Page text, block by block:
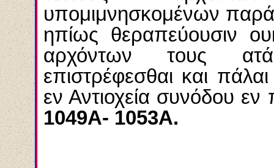
υπομιμνησκομένων παρά
ηπίως θεραπεύουσιν
αρχόντων τους
επιστρέφεσθαι και
εν Αντιοχεία συνόδου
1049A- 1053A.